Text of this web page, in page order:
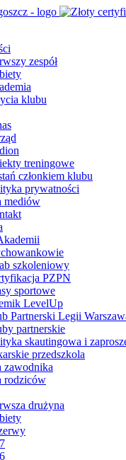
zespół
klubu
treningowe
członkiem klubu
prywatności
mediów
szkoleniowy
PZPN
sportowe
LevelUp
Partnerski Legii
partnerskie
skautingowa i
przedszkola
zawodnika
rodziców
drużyna